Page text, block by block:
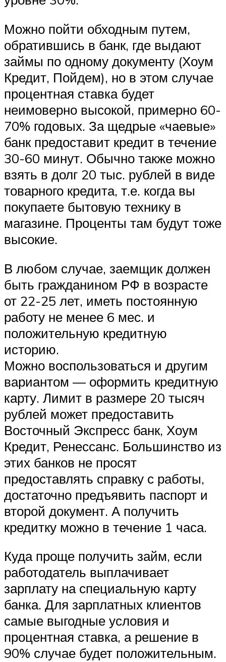
Можно пойти обходным путем,
обратившись в банк, где выдают
займы по одному документу (Хоум
Кредит, Пойдем), но в этом случае
процентная ставка будет
неимоверно высокой, примерно 60-
70% годовых. За щедрые «чаевые»
банк предоставит кредит в течение
30-60 минут. Обычно также можно
взять в долг 20 тыс. рублей в виде
товарного кредита, т.е. когда вы
покупаете бытовую технику в
магазине. Проценты там будут тоже
высокие.
В любом случае, заемщик должен
быть гражданином РФ в возрасте
от 22-25 лет, иметь постоянную
работу не менее 6 мес. и
положительную кредитную
историю.
Можно воспользоваться и другим
вариантом — оформить кредитную
карту. Лимит в размере 20 тысяч
рублей может предоставить
Восточный Экспресс банк, Хоум
Кредит, Ренессанс. Большинство из
этих банков не просят
предоставлять справку с работы,
достаточно предъявить паспорт и
второй документ. А получить
кредитку можно в течение 1 часа.
Куда проще получить займ, если
работодатель выплачивает
зарплату на специальную карту
банка. Для зарплатных клиентов
самые выгодные условия и
процентная ставка, а решение в
90% случае будет положительным.